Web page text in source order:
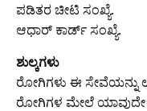
ಪಡಿತರ ಚೀಟಿ ಸಂಖ್ಯೆ.
ಆಧಾರ್ ಕಾರ್ಡ್ ಸಂಖ್ಯೆ.
ಶುಲ್ಕಗಳು
ರೋಗಿಗಳು ಈ ಸೇವೆಯನ್ನು
ರೋಗಿಗಳ ಮೇಲೆ ಯಾವುದೇ